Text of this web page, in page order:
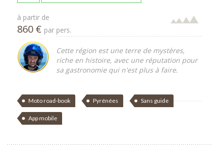
à partir de
860 € par pers.
Cette région est une terre de mystères,
riche en histoire, avec une réputation pour
sa gastronomie qui n'est plus à faire.
Moto road-book Pyrénées Sans guide
App mobile